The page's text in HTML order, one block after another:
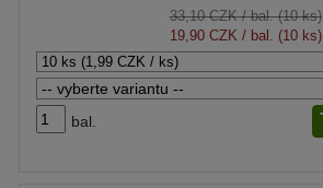
33,10 CZK/ bal. (10 ks)
19,90 CZK / bal. (10 ks)
bal.